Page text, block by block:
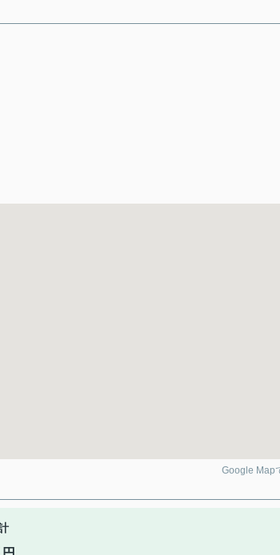
Google Map